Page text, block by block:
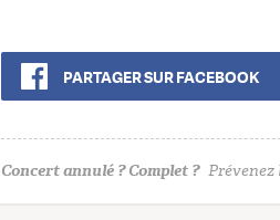
PARTAGER SUR FACEBOOK
Concert annulé ? Complet ? Prévenez